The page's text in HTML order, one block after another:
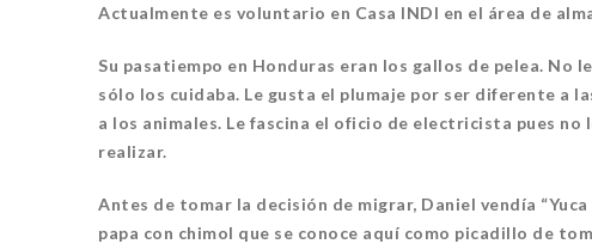
Actualmente es voluntario en Casa INDI en el área de
Su pasatiempo en Honduras eran los gallos de pelea. No
sólo los cuidaba. Le gusta el plumaje por ser diferente a
a los animales. Le fascina el oficio de electricista pues
realizar.
Antes de tomar la decisión de migrar, Daniel vendía
papa con chimol que se conoce aquí como picadillo de